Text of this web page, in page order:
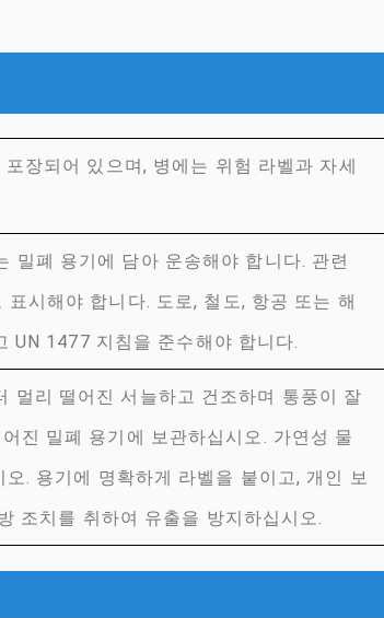
장되어 있으며, 병에는 위험 라벨과 자세
밀폐 용기에 담아 운송해야 합니다. 관련
시해야 합니다. 도로, 철도, 항공 또는 해
UN 1477 지침을 준수해야 합니다.
멀리 떨어진 서늘하고 건조하며 통풍이 잘
진 밀폐 용기에 보관하십시오. 가연성 물
. 용기에 명확하게 라벨을 붙이고, 개인 보
조치를 취하여 유출을 방지하십시오.